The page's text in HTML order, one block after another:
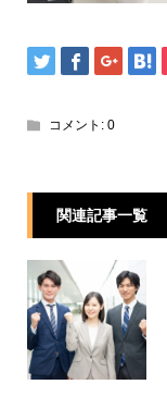
コメント: 0
関連記事一覧